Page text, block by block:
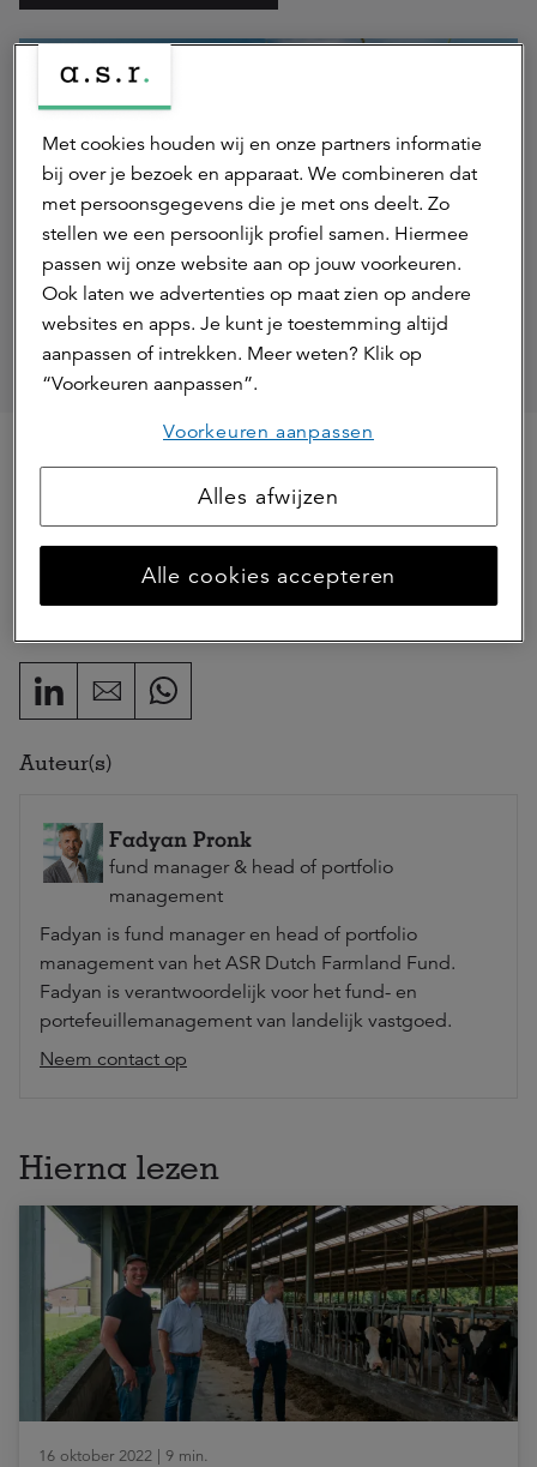
ASR Dutch Farmland Fund
Auteur(s)
Fadyan Pronk
fund manager & head of portfolio
management
Fadyan is fund manager en head of portfolio
management van het ASR Dutch Farmland Fund.
Fadyan is verantwoordelijk voor het fund- en
portefeuillemanagement van landelijk vastgoed.
Neem contact op
Hierna lezen
16 oktober 2022 | 9 min.
Met cookies houden wij en onze partners informatie
bij over je bezoek en apparaat. We combineren dat
met persoonsgegevens die je met ons deelt. Zo
stellen we een persoonlijk profiel samen. Hiermee
passen wij onze website aan op jouw voorkeuren.
Ook laten we advertenties op maat zien op andere
websites en apps. Je kunt je toestemming altijd
aanpassen of intrekken. Meer weten? Klik op
“Voorkeuren aanpassen”.
Voorkeuren aanpassen
Alles afwijzen
Alle cookies accepteren